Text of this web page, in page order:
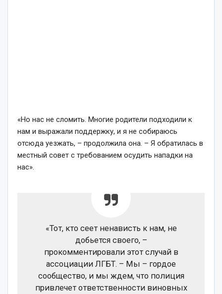
«Но нас не сломить. Многие родители подходили к
нам и выражали поддержку, и я не собираюсь
отсюда уезжать, – продолжила она. – Я обратилась в
местный совет с требованием осудить нападки на
нас».
«Тот, кто сеет ненависть к нам, не
добьется своего, –
прокомментировали этот случай в
ассоциации ЛГБТ. – Мы – гордое
сообщество, и мы ждем, что полиция
привлечет ответственности виновных